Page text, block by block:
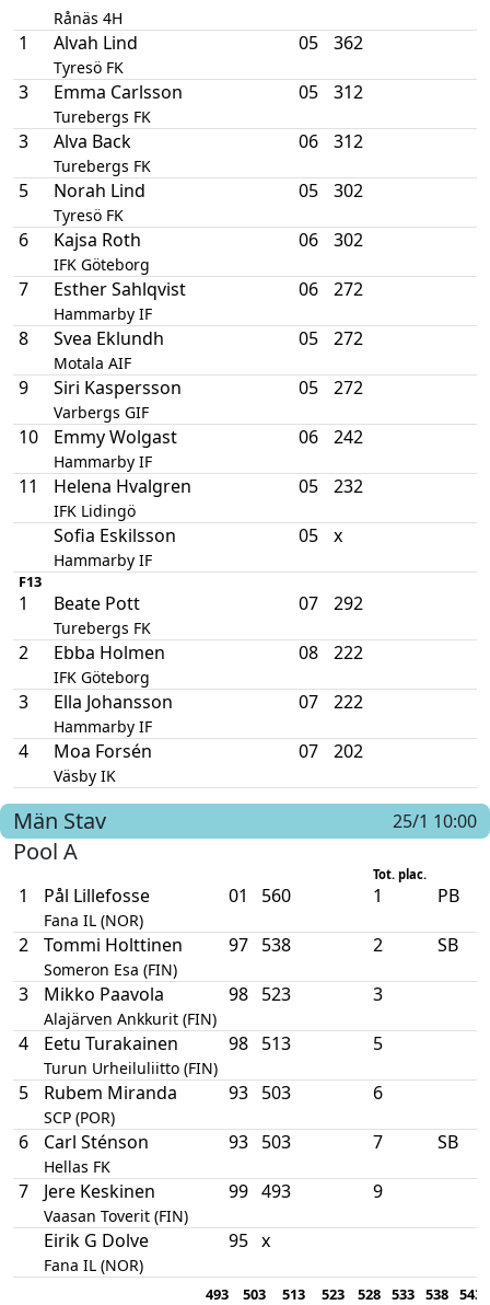
Rånäs 4H
1 Alvah Lind
Tyresö FK
05 362
3 Emma Carlsson
Turebergs FK
05 312
3 Alva Back
Turebergs FK
06 312
5 Norah Lind
Tyresö FK
05 302
6 Kajsa Roth
IFK Göteborg
06 302
7 Esther Sahlqvist
Hammarby IF
06 272
8 Svea Eklundh
Motala AIF
05 272
9 Siri Kaspersson
Varbergs GIF
05 272
10 Emmy Wolgast
Hammarby IF
06 242
11 Helena Hvalgren
IFK Lidingö
05 232
Sofia Eskilsson
Hammarby IF
05 x
F13
1 Beate Pott
Turebergs FK
07 292
2 Ebba Holmen
IFK Göteborg
08 222
3 Ella Johansson
Hammarby IF
07 222
4 Moa Forsén
Väsby IK
07 202
Män Stav 25/1 10:00
Pool A
Tot. plac.
1 Pål Lillefosse
Fana IL (NOR)
01 560 1 PB
2 Tommi Holttinen
Someron Esa (FIN)
97 538 2 SB
3 Mikko Paavola
Alajärven Ankkurit (FIN)
98 523 3
4 Eetu Turakainen
Turun Urheiluliitto (FIN)
98 513 5
5 Rubem Miranda
SCP (POR)
93 503 6
6 Carl Sténson
Hellas FK
93 503 7 SB
7 Jere Keskinen
Vaasan Toverit (FIN)
99 493 9
Eirik G Dolve
Fana IL (NOR)
95 x
493 503 513 523 528 533 538 543